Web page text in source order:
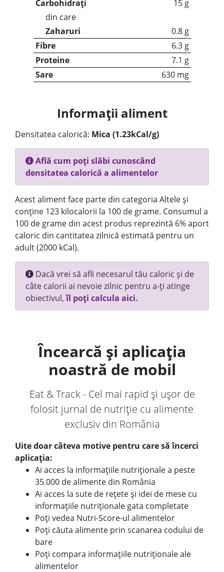
Carbohidrați
15 g
din care
Zaharuri
0.8 g
Fibre
6.3 g
Proteine
7.1 g
Sare
630 mg
Informații aliment
Densitatea calorică: Mica (1.23kCal/g)
Află cum poți slăbi cunoscând
densitatea calorică a alimentelor
Acest aliment face parte din categoria Altele și
conține 123 kilocalorii la 100 de grame. Consumul a
100 de grame din acest produs reprezintă 6% aport
caloric din cantitatea zilnică estimată pentru un
adult (2000 kCal).
Dacă vrei să afli necesarul tău caloric și de
câte calorii ai nevoie zilnic pentru a-ți atinge
obiectivul,îl poți calcula aici.
Încearcă și aplicația
noastră de mobil
Eat & Track - Cel mai rapid și ușor de
folosit jurnal de nutriție cu alimente
exclusiv din România
Uite doar câteva motive pentru care să încerci
aplicația:
Ai acces la informațiile nutriționale a peste
35.000 de alimente din România
Ai acces la sute de rețete și idei de mese cu
informațiile nutriționale gata completate
Poți vedea Nutri-Score-ul alimentelor
Poți căuta alimente prin scanarea codului de
bare
Poți compara informațiile nutriționale ale
alimentelor